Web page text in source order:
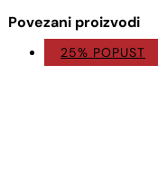
Povezani proizvodi
25% POPUST